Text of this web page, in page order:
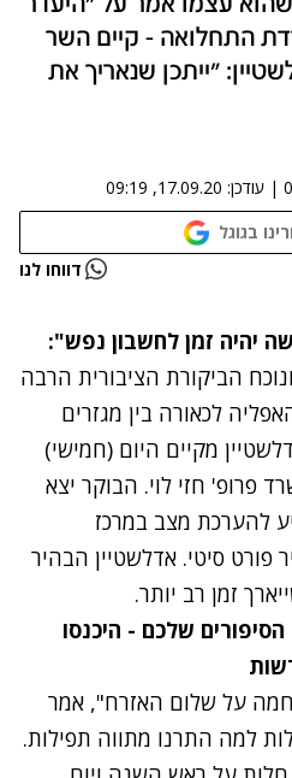
התחלואה - קיים השר
"ייתכן שנאריך את
| עודכן: 17.09.20, 09:19
בגוגל
בבעיה דווחו לנו
יהיה זמן לחשבון נפש":
הביקורת הציבורית הרבה
לכאורה בין מגזרים
מקיים היום (חמישי)
פרופ' חזי לוי. הבוקר יצא
להערכת מצב במרכז
פורט סיטי. אדלשטיין הבהיר
זמן רב יותר.
שלכם - היכנסו
על שלום האזרח", אמר
למה התרנו מתווה תפילות.